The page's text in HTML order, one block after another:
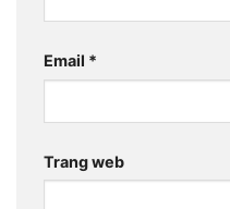
Email *
Trang web